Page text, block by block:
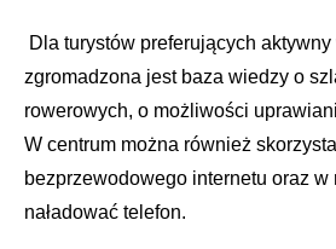
Dla turystów preferujących
zgromadzona jest baza wiedzy o
rowerowych, o możliwości
W centrum można również
bezprzewodowego internetu oraz
naładować telefon.